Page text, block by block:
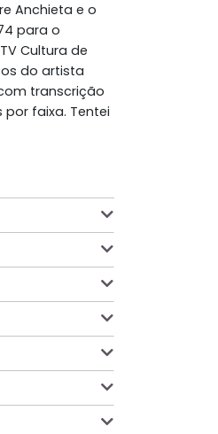
Anchieta e o
para o
Cultura de
do artista
transcrição
faixa. Tentei